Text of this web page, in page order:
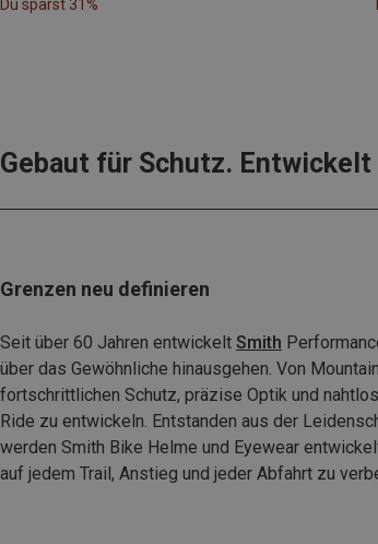
Du sparst 31%
Gebaut für Schutz.
Grenzen neu definieren
Seit über 60 Jahren entwickelt Smith
über das Gewöhnliche hinausgehen. Von
fortschrittlichen Schutz, präzise Optik und
Ride zu entwickeln. Entstanden aus der
werden Smith Bike Helme und Eyewear
auf jedem Trail, Anstieg und jeder Abfahrt zu